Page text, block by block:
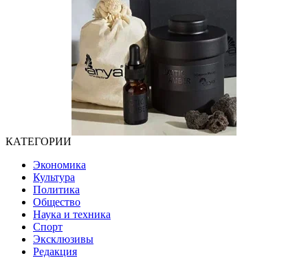
КАТЕГОРИИ
Экономика
Культура
Политика
Общество
Наука и техника
Спорт
Эксклюзивы
Редакция